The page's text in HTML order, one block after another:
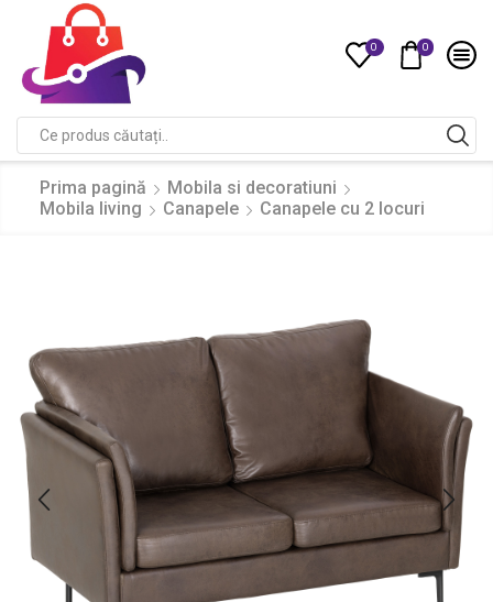
0 0
input
Prima pagină
Mobila si decoratiuni
Mobila living
Canapele Canapele cu 2 locuri